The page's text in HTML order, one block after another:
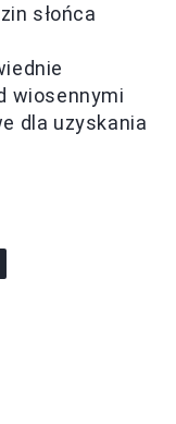
słońca
wiosennymi
dla uzyskania